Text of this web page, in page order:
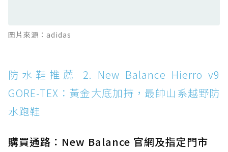
Boot：馬汀首款雨靴登場，經典八孔加上全防
防水鞋推薦 14. SKECHERS BADGER
WATERPROOF：一踩即穿懶人神器！搭載固特
異大底與全防水厚底健走鞋
防水鞋推薦 15. Brooks Cascadia 19 GTX：注
圖片來源：adidas
防水鞋推薦 2. New Balance Hierro v9
GORE-TEX：黃金大底加持，最帥山系越野防
水跑鞋
購買通路：New Balance 官網及指定門市